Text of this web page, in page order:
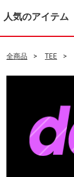
人気のアイテム
全商品 TEE